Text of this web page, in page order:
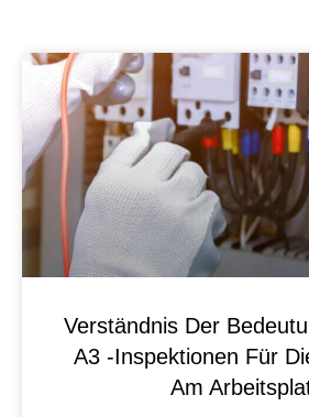
Verständnis Der
A3 -Inspektionen Für
Am